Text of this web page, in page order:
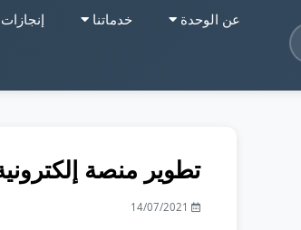
عن الوحدة خدماتنا
تطوير منصة
14/07/2021